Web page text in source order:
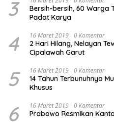
3
Bersih-bersih, 60 Warga
Padat Karya
4 16 Maret 2019 0 Komentar
2 Hari Hilang, Nelayan
Cipalawah Garut
5 16 Maret 2019 0 Komentar
14 Tahun Terbunuhnya
Khusus
6 16 Maret 2019 0 Komentar
Prabowo Resmikan